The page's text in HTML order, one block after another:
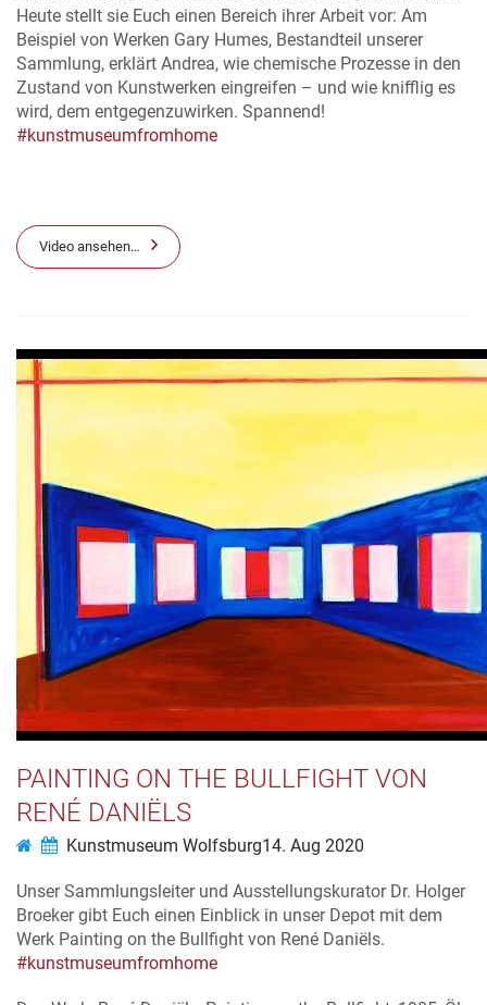
Heute stellt sie Euch einen Bereich ihrer Arbeit vor: Am
Beispiel von Werken Gary Humes, Bestandteil unserer
Sammlung, erklärt Andrea, wie chemische Prozesse in den
Zustand von Kunstwerken eingreifen – und wie knifflig es
wird, dem entgegenzuwirken. Spannend!
#kunstmuseumfromhome
Video ansehen…
PAINTING ON THE BULLFIGHT VON
RENÉ DANIËLS
Kunstmuseum Wolfsburg14. Aug 2020
Unser Sammlungsleiter und Ausstellungskurator Dr. Holger
Broeker gibt Euch einen Einblick in unser Depot mit dem
Werk Painting on the Bullfight von René Daniëls.
#kunstmuseumfromhome